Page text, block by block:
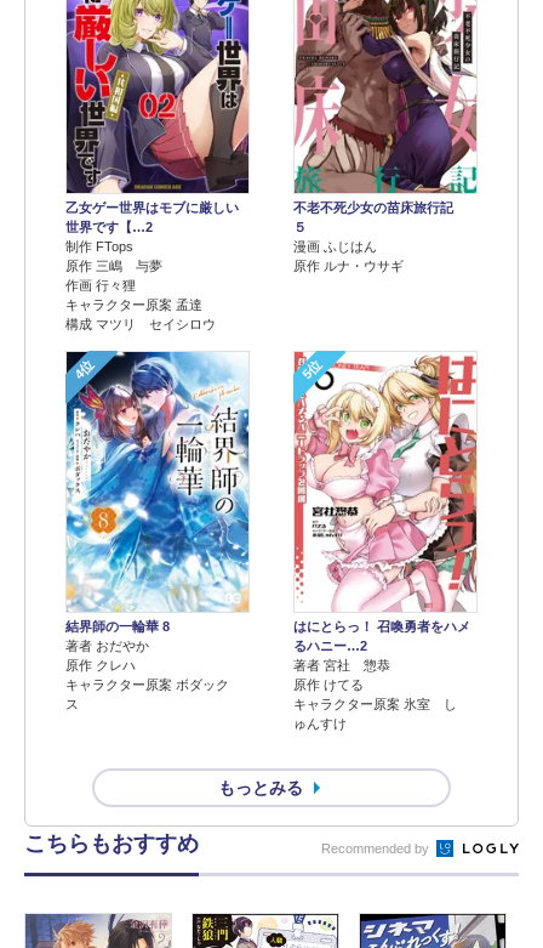
乙女ゲー世界はモブに厳しい
世界です【…2
制作 FTops
原作 三嶋 与夢
作画 行々狸
キャラクター原案 孟達
構成 マツリ セイシロウ
不老不死少女の苗床旅行記
５
漫画 ふじはん
原作 ルナ・ウサギ
4位
結界師の一輪華 8
著者 おだやか
原作 クレハ
キャラクター原案 ボダック
ス
5位
はにとらっ！ 召喚勇者をハメ
るハニー…2
著者 宮社 惣恭
原作 けてる
キャラクター原案 氷室 し
ゅんすけ
もっとみる
こちらもおすすめ Recommended by